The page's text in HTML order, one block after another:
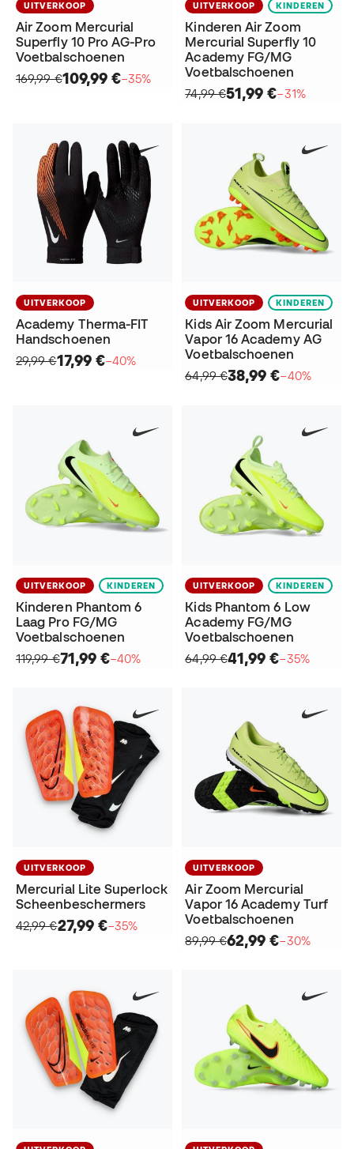
UITVERKOOP
Air Zoom Mercurial
Superfly 10 Pro AG-Pro
Voetbalschoenen
169,99 €109,99 €−35%
UITVERKOOP KINDEREN
Kinderen Air Zoom
Mercurial Superfly 10
Academy FG/MG
Voetbalschoenen
74,99 €51,99 €−31%
UITVERKOOP
Academy Therma-FIT
Handschoenen
29,99 €17,99 €−40%
UITVERKOOP KINDEREN
Kids Air Zoom Mercurial
Vapor 16 Academy AG
Voetbalschoenen
64,99 €38,99 €−40%
UITVERKOOP KINDEREN
Kinderen Phantom 6
Laag Pro FG/MG
Voetbalschoenen
119,99 €71,99 €−40%
UITVERKOOP KINDEREN
Kids Phantom 6 Low
Academy FG/MG
Voetbalschoenen
64,99 €41,99 €−35%
UITVERKOOP
Mercurial Lite Superlock
Scheenbeschermers
42,99 €27,99 €−35%
UITVERKOOP
Air Zoom Mercurial
Vapor 16 Academy Turf
Voetbalschoenen
89,99 €62,99 €−30%